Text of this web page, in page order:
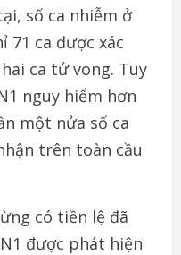
số ca nhiễm ở
71 ca được xác
ca tử vong. Tuy
nguy hiểm hơn
một nửa số ca
trên toàn cầu
có tiền lệ đã
được phát hiện